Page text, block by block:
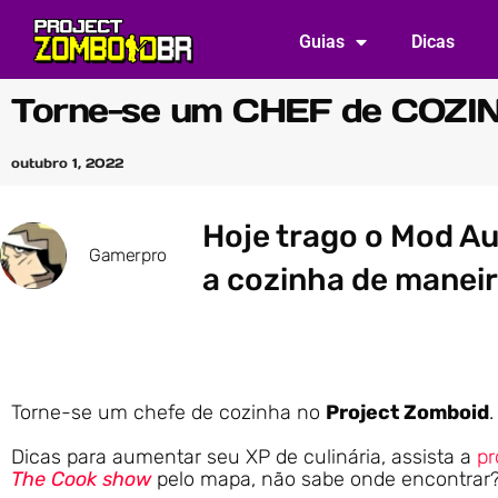
Guias Dicas
Torne-se um CHEF de
outubro 1, 2022
Gamerpro
Hoje trago o Mod
a cozinha de
Torne-se um chefe de cozinha no Project Zomboid
Dicas para aumentar seu XP de culinária, assista a
The Cook showpelo mapa, não sabe onde